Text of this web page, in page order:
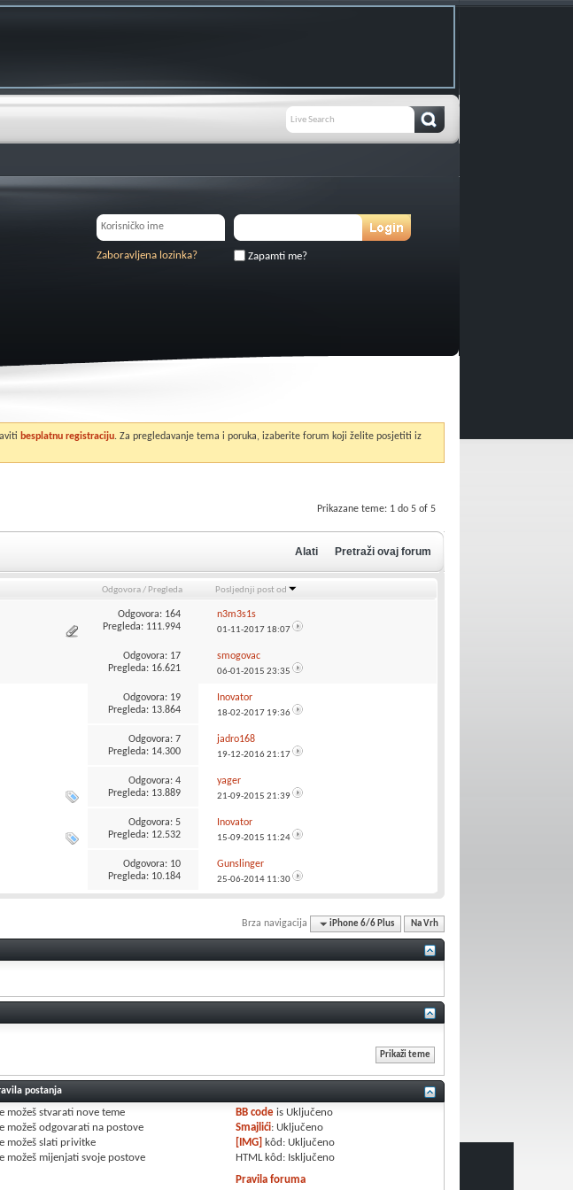
Zapamti me?
Zaboravljena lozinka?
besplatnu registraciju. Za pregledavanje tema i poruka, izaberite forum koji želite posjetiti iz
Prikazane teme: 1 do 5 of 5
Alati Pretraži ovaj forum
Odgovora/ Pregleda Posljednji post od
Odgovora: 164
Pregleda: 111.994
n3m3s1s
01-11-2017 18:07
Odgovora: 17
Pregleda: 16.621
smogovac
06-01-2015 23:35
Odgovora: 19
Pregleda: 13.864
Inovator
18-02-2017 19:36
Odgovora: 7
Pregleda: 14.300
jadro168
19-12-201621:17
Odgovora: 4
Pregleda: 13.889
yager
21-09-2015 21:39
Odgovora: 5
Pregleda: 12.532
Inovator
15-09-2015 11:24
Odgovora: 10
Pregleda: 10.184
Gunslinger
25-06-2014 11:30
Brza navigacija iPhone 6/6 Plus Na Vrh
postanja
možeš stvarati nove teme
možešodgovarati na postove
možeš slati privitke
možeš mijenjati svoje postove
BB code isUključeno
Smajlići: Uključeno
[IMG] kôd: Uključeno
HTML kôd: Isključeno
Pravila foruma